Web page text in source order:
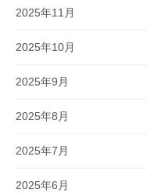
2025年11月
2025年10月
2025年9月
2025年8月
2025年7月
2025年6月